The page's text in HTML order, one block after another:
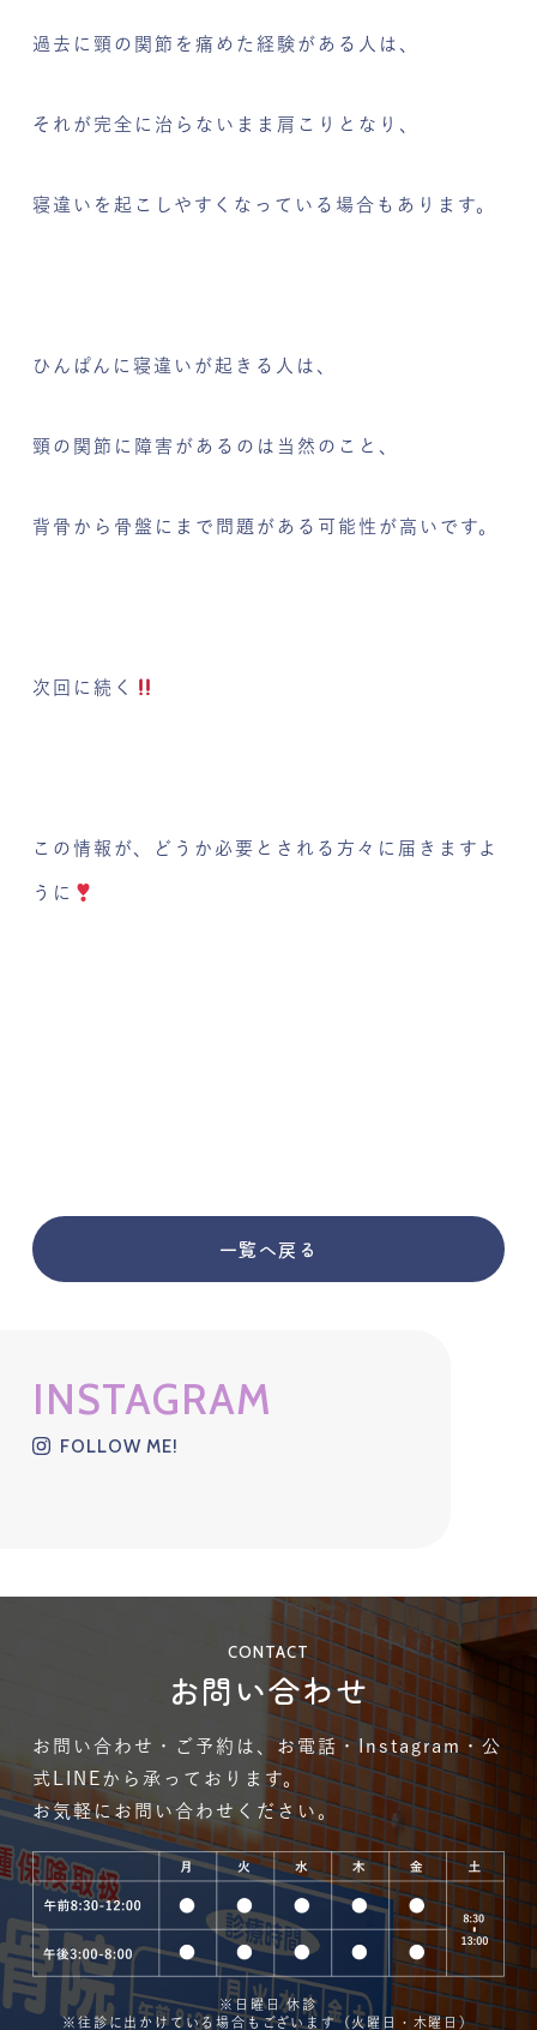
過去に頸の関節を痛めた経験がある人は、
それが完全に治らないまま肩こりとなり、
寝違いを起こしやすくなっている場合もあります。
ひんぱんに寝違いが起きる人は、
頸の関節に障害があるのは当然のこと、
背骨から骨盤にまで問題がある可能性が高いです。
次回に続く
この情報が、どうか必要とされる方々に届きますよ
うに
一覧へ戻る
INSTAGRAM
FOLLOW ME!
CONTACT
お問い合わせ
お問い合わせ・ご予約は、お電話・Instagram・公
式LINEから承っております。
お気軽にお問い合わせください。
※日曜日 休診
※往診に出かけている場合もございます（火曜日・木曜日）